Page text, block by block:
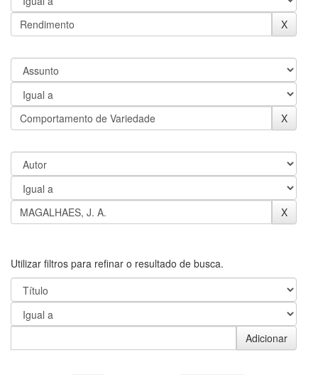
Utilizar filtros para refinar o resultado de busca.